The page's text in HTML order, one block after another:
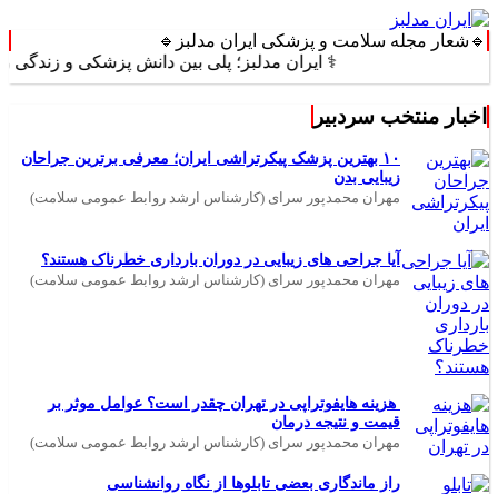
🔹شعار مجله سلامت و پزشکی ایران مدلبز🔹
⚕️ ایران مدلبز؛ پلی بین دانش پزشکی و زندگی روزمره ⚕️
اخبار منتخب سردبیر
۱۰ بهترین پزشک پیکرتراشی ایران؛ معرفی برترین جراحان
زیبایی بدن
مهران محمدپور سرای (کارشناس ارشد روابط عمومی سلامت)
آیا جراحی های زیبایی در دوران بارداری خطرناک هستند؟
مهران محمدپور سرای (کارشناس ارشد روابط عمومی سلامت)
هزینه هایفوتراپی در تهران چقدر است؟ عوامل موثر بر
قیمت و نتیجه درمان
مهران محمدپور سرای (کارشناس ارشد روابط عمومی سلامت)
راز ماندگاری بعضی تابلوها از نگاه روانشناسی